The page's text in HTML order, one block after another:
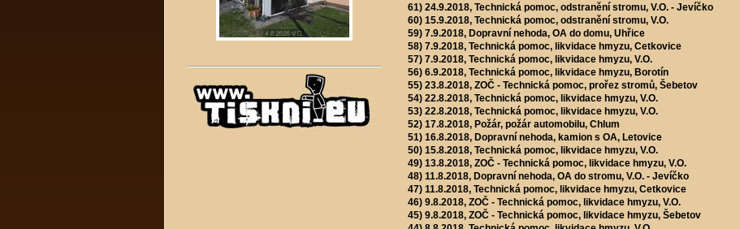
61) 24.9.2018, Technická pomoc, odstranění stromu, V.O. - Jevíčko
60) 15.9.2018, Technická pomoc, odstranění stromu, V.O.
59) 7.9.2018, Dopravní nehoda, OA do domu, Uhřice
58) 7.9.2018, Technická pomoc, likvidace hmyzu, Cetkovice
57) 7.9.2018, Technická pomoc, likvidace hmyzu, V.O.
56) 6.9.2018, Technická pomoc, likvidace hmyzu, Borotín
55) 23.8.2018, ZOČ - Technická pomoc, prořez stromů, Šebetov
54) 22.8.2018, Technická pomoc, likvidace hmyzu, V.O.
53) 22.8.2018, Technická pomoc, likvidace hmyzu, V.O.
52) 17.8.2018, Požár, požár automobilu, Chlum
51) 16.8.2018, Dopravní nehoda, kamion s OA, Letovice
50) 15.8.2018, Technická pomoc, likvidace hmyzu, V.O.
49) 13.8.2018, ZOČ - Technická pomoc, likvidace hmyzu, V.O.
48) 11.8.2018, Dopravní nehoda, OA do stromu, V.O. - Jevíčko
47) 11.8.2018, Technická pomoc, likvidace hmyzu, Cetkovice
46) 9.8.2018, ZOČ - Technická pomoc, likvidace hmyzu, V.O.
45) 9.8.2018, ZOČ - Technická pomoc, likvidace hmyzu, Šebetov